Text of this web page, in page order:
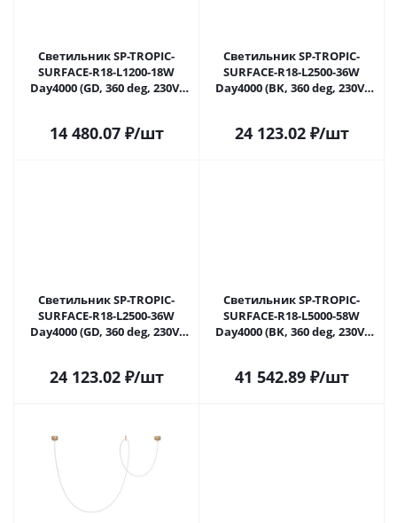
Светильник SP-TROPIC-
SURFACE-R18-L1200-18W
Day4000 (GD, 360 deg, 230V)
14 480.07₽/шт
Светильник SP-TROPIC-
SURFACE-R18-L2500-36W
Day4000 (BK, 360 deg, 230V)
24 123.02₽/шт
Светильник SP-TROPIC-
SURFACE-R18-L2500-36W
Day4000 (GD, 360 deg, 230V)
24 123.02₽/шт
Светильник SP-TROPIC-
SURFACE-R18-L5000-58W
Day4000 (BK, 360 deg, 230V)
41 542.89₽/шт